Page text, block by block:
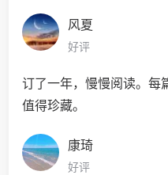
风夏
好评
订了一年，慢慢阅读。每
值得珍藏。
康琦
好评